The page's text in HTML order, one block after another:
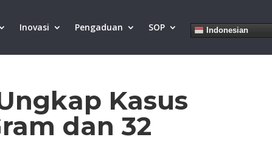
Inovasi Pengaduan SOP Indonesian
Kasus
dan 32